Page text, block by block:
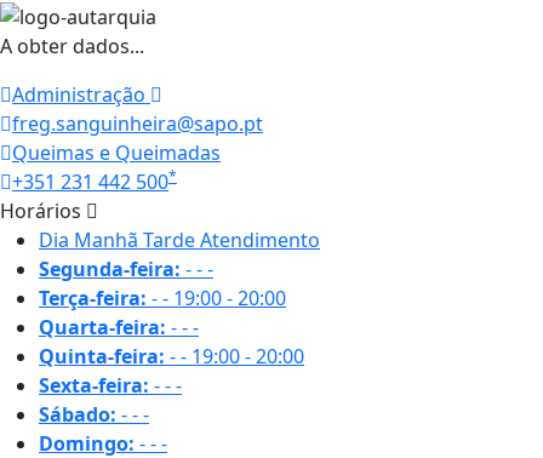
A obter dados...
Administração
freg.sanguinheira@sapo.pt
Queimas e Queimadas
+351 231 442 500*
Horários
Dia Manhã TardeAtendimento
Segunda-feira: ---
Terça-feira: -- 19:00 - 20:00
Quarta-feira: ---
Quinta-feira: -- 19:00 - 20:00
Sexta-feira: ---
Sábado: ---
Domingo: ---